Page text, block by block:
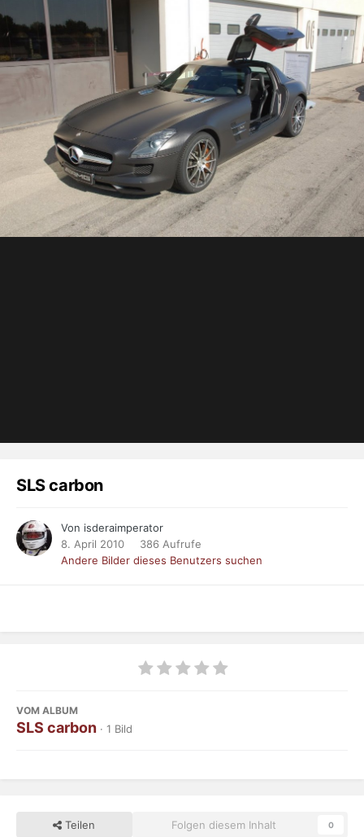
SLS carbon
Von isderaimperator
8. April 2010
386 Aufrufe
Andere Bilder dieses Benutzers suchen
VOM ALBUM
SLS carbon · 1 Bild
Teilen Folgen diesem Inhalt 0